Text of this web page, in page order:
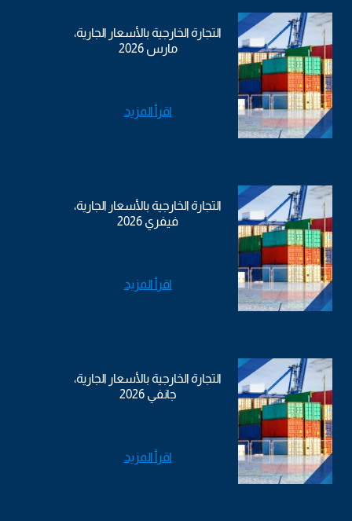
التجارة الخارجية بالأسعار الجارية،
مارس 2026
اقرأ المزيد
التجارة الخارجية بالأسعار الجارية،
فيفري 2026
اقرأ المزيد
التجارة الخارجية بالأسعار الجارية،
جانفي 2026
اقرأ المزيد